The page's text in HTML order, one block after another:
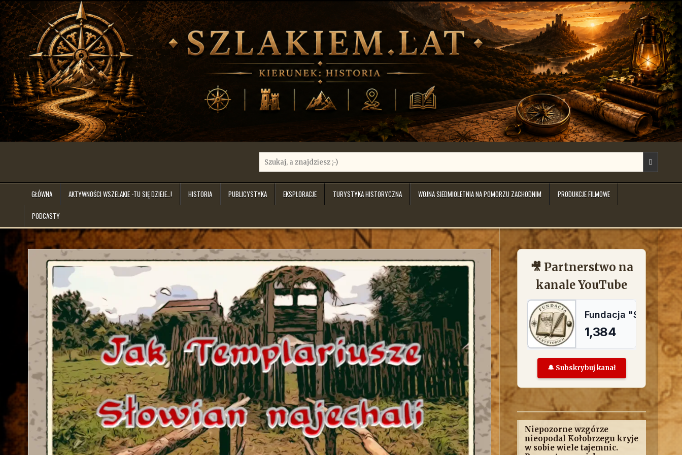
Skip
content
for:
GŁÓWNA AKTYWNOŚCI WSZELAKIE -TU SIĘ DZIEJE…! HISTORIA PUBLICYSTYKA EKSPLORACJE TURYSTYKA HISTORYCZNA WOJNA SIEDMIOLETNIA NA POMORZU ZACHODNIM PRODUKCJE FILMOWE
PODCASTY
🎥 Partnerstwo na
kanale YouTube
🔔 Subskrybuj kanał
Niepozorne wzgórze
nieopodal Kołobrzegu kryje
w sobie wiele tajemnic.